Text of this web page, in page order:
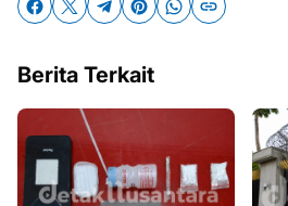
Berita Terkait